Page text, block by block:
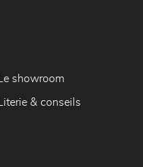
Le showroom
Literie & conseils